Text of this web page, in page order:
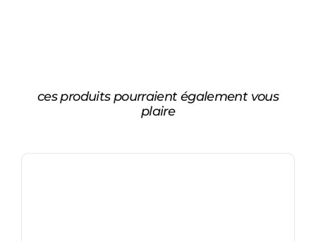
ces produits pourraient également vous
plaire